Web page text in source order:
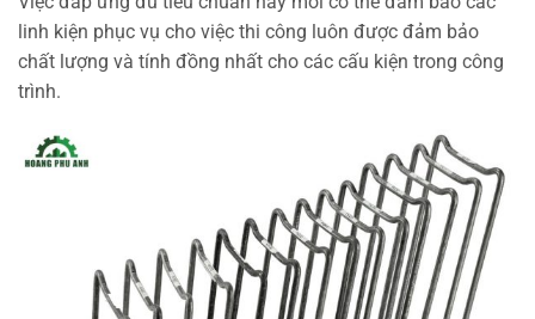
linh kiện phục vụ cho việc thi công luôn được đảm bảo
chất lượng và tính đồng nhất cho các cấu kiện trong công
trình.